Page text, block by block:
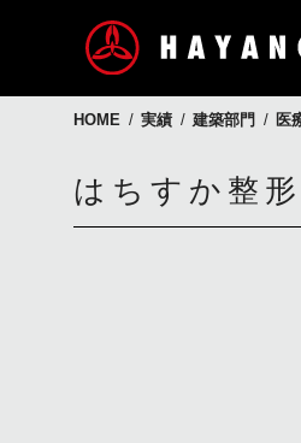
HOME 実績 建築部門 医
はちすか整